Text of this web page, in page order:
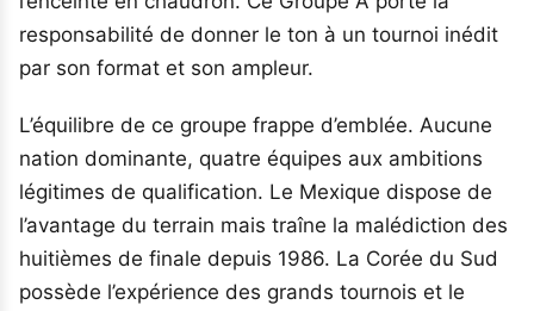
responsabilité de donner le ton à un tournoi inédit
par son format et son ampleur.
L’équilibre de ce groupe frappe d’emblée. Aucune
nation dominante, quatre équipes aux ambitions
légitimes de qualification. Le Mexique dispose de
l’avantage du terrain mais traîne la malédiction des
huitièmes de finale depuis 1986. La Corée du Sud
possède l’expérience des grands tournois et le